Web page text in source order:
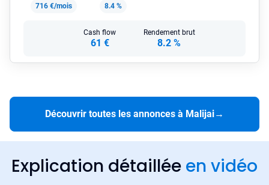
716 €/mois
8.4 %
Cash flow
61 €
Rendement brut
8.2 %
Découvrir toutes les annonces à Malijai→
Explication détaillée en vidéo